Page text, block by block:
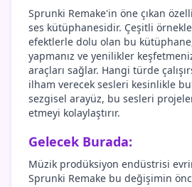
Sprunki Remake'in öne çıkan
ses kütüphanesidir. Çeşitli
efektlerle dolu olan bu
yapmanız ve yenilikler
araçları sağlar. Hangi türde
ilham verecek sesleri kesinlikle
sezgisel arayüz, bu sesleri
etmeyi kolaylaştırır.
Gelecek Burada:
Müzik prodüksiyon endüstrisi
Sprunki Remake bu değişimin